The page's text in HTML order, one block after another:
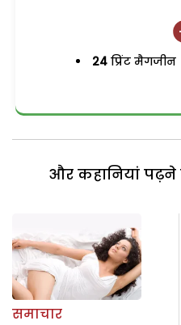
24 प्रिंट मैगजीन
और कहानियां
समाचार